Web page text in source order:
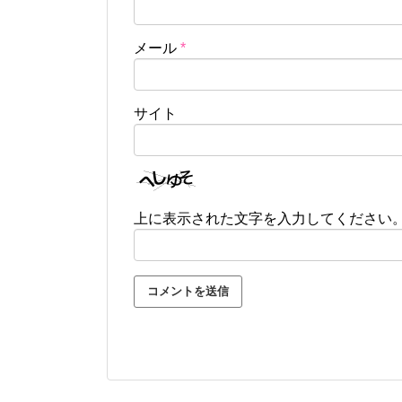
メール *
サイト
上に表示された文字を入力してください